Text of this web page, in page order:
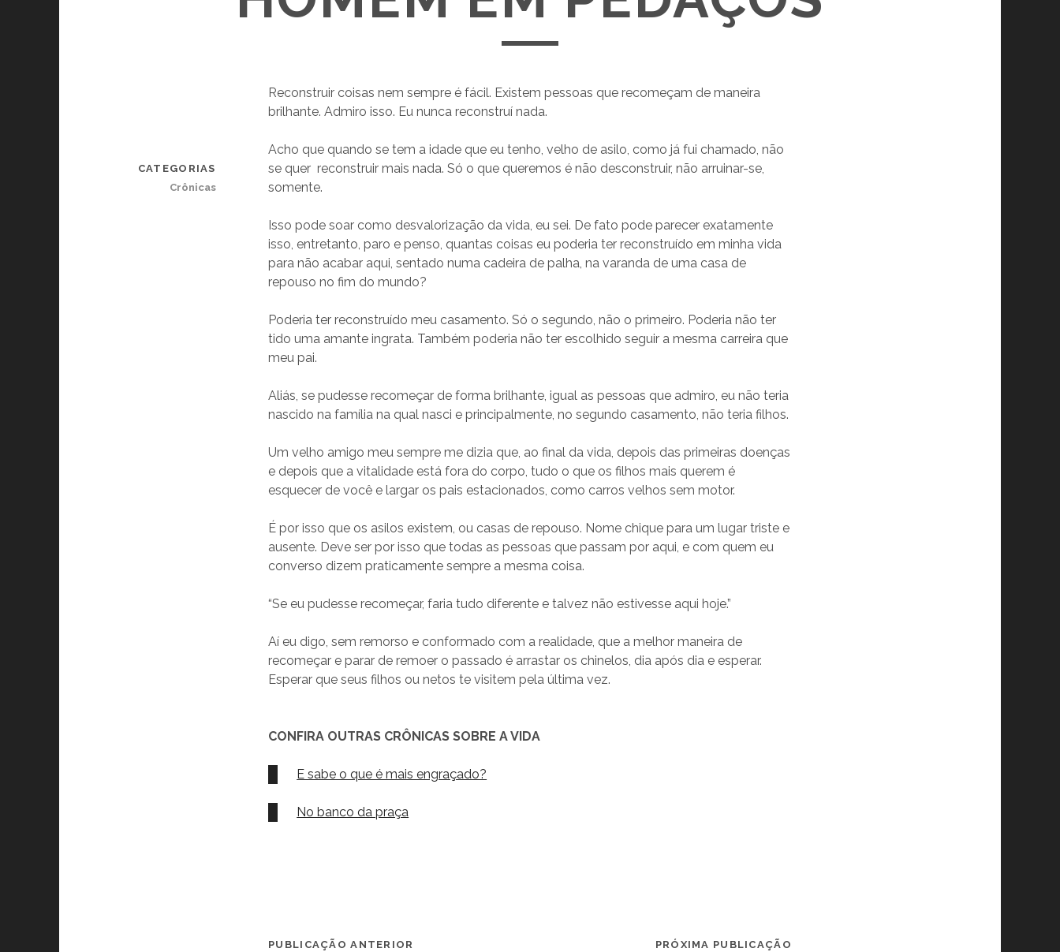
Reconstruir coisas nem sempre é fácil. Existem pessoas que recomeçam de maneira
brilhante. Admiro isso. Eu nunca reconstruí nada.
Acho que quando se tem a idade que eu tenho, velho de asilo, como já fui chamado, não
se quer reconstruir mais nada. Só o que queremos é não desconstruir, não arruinar-se,
somente.
Isso pode soar como desvalorização da vida, eu sei. De fato pode parecer exatamente
isso, entretanto, paro e penso, quantas coisas eu poderia ter reconstruído em minha vida
para não acabar aqui, sentado numa cadeira de palha, na varanda de uma casa de
repouso no fim do mundo?
Poderia ter reconstruído meu casamento. Só o segundo, não o primeiro. Poderia não ter
tido uma amante ingrata. Também poderia não ter escolhido seguir a mesma carreira que
meu pai.
Aliás, se pudesse recomeçar de forma brilhante, igual as pessoas que admiro, eu não teria
nascido na família na qual nasci e principalmente, no segundo casamento, não teria filhos.
Um velho amigo meu sempre me dizia que, ao final da vida, depois das primeiras doenças
e depois que a vitalidade está fora do corpo, tudo o que os filhos mais querem é
esquecer de você e largar os pais estacionados, como carros velhos sem motor.
É por isso que os asilos existem, ou casas de repouso. Nome chique para um lugar triste e
ausente. Deve ser por isso que todas as pessoas que passam por aqui, e com quem eu
converso dizem praticamente sempre a mesma coisa.
“Se eu pudesse recomeçar, faria tudo diferente e talvez não estivesse aqui hoje.”
Aí eu digo, sem remorso e conformado com a realidade, que a melhor maneira de
recomeçar e parar de remoer o passado é arrastar os chinelos, dia após dia e esperar.
Esperar que seus filhos ou netos te visitem pela última vez.
CONFIRA OUTRAS CRÔNICAS SOBRE A VIDA
E sabe o que é mais engraçado?
No banco da praça
PUBLICAÇÃO ANTERIOR
PRÓXIMA PUBLICAÇÃO
CATEGORIAS
Crônicas